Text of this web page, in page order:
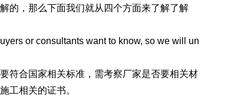
，那么下面我们就从四个方面来了解了解
or consultants want to know, so we will un
合国家相关标准，需考察厂家是否要相关材
工相关的证书。